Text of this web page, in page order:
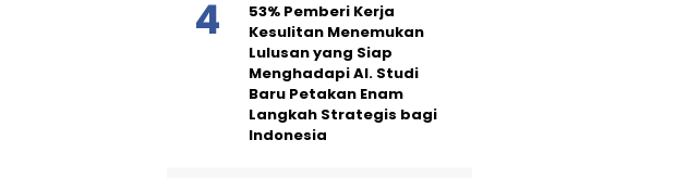
53% Pemberi Kerja
Kesulitan Menemukan
Lulusan yang Siap
Menghadapi AI. Studi
Baru Petakan Enam
Langkah Strategis bagi
Indonesia